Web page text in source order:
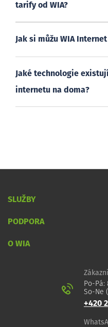
tarify od WIA?
Jak si můžu WIA
Jaké technologie
internetu na doma?
SLUŽBY
PODPORA
O WIA
Po-Pá:
So-Ne
+420